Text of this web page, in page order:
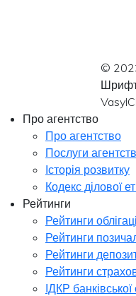
©
Про агентство
Про агентство
Послуги
Історія розвитку
Кодекс ділової
Рейтинги
Рейтинги
Рейтинги
Рейтинги
Рейтинги
ІДКР